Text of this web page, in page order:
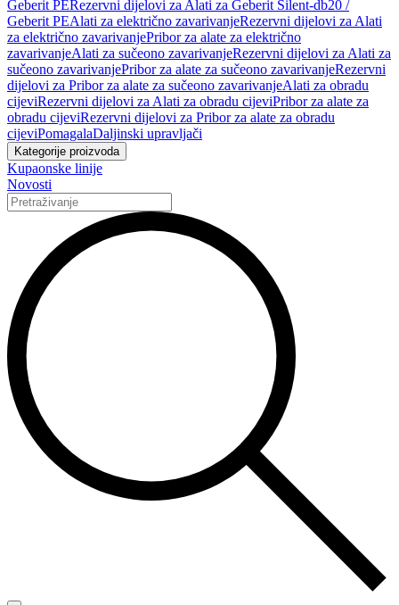
Geberit PERezervni dijelovi za Alati za Geberit Silent-db20 /
Geberit PEAlati za električno zavarivanjeRezervni dijelovi za Alati
za električno zavarivanjePribor za alate za električno
zavarivanjeAlati za sučeono zavarivanjeRezervni dijelovi za Alati za
sučeono zavarivanjePribor za alate za sučeono zavarivanjeRezervni
dijelovi za Pribor za alate za sučeono zavarivanjeAlati za obradu
cijeviRezervni dijelovi za Alati za obradu cijeviPribor za alate za
obradu cijeviRezervni dijelovi za Pribor za alate za obradu
cijeviPomagalaDaljinski upravljači
Kategorije proizvoda
Kupaonske linije
Novosti